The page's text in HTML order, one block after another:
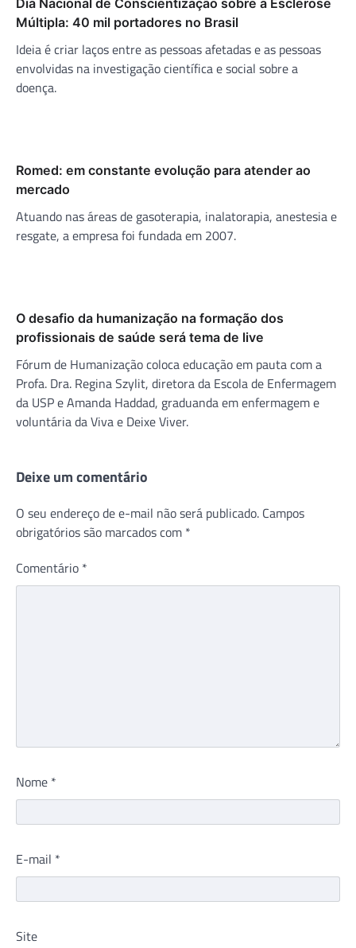
Múltipla: 40 mil portadores no Brasil
Ideia é criar laços entre as pessoas afetadas e as pessoas
envolvidas na investigação científica e social sobre a
doença.
Romed: em constante evolução para atender ao
mercado
Atuando nas áreas de gasoterapia, inalatorapia, anestesia e
resgate, a empresa foi fundada em 2007.
O desafio da humanização na formação dos
profissionais de saúde será tema de live
Fórum de Humanização coloca educação em pauta com a
Profa. Dra. Regina Szylit, diretora da Escola de Enfermagem
da USP e Amanda Haddad, graduanda em enfermagem e
voluntária da Viva e Deixe Viver.
Deixe um comentário
O seu endereço de e-mail não será publicado. Campos
obrigatórios são marcados com *
Comentário *
Nome *
E-mail *
Site